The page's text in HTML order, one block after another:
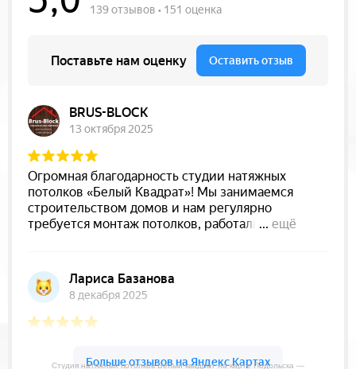
Студия натяжных потолков Белый квадрат на карте Подольска —